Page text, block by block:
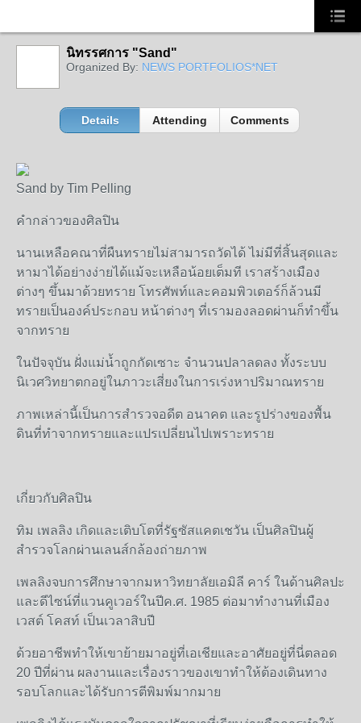
นิทรรศการ "Sand"
Organized By: NEWS PORTFOLIOS*NET
Details Attending Comments
Sand by Tim Pelling
คำกล่าวของศิลปิน
นานเหลือคณาที่ผืนทรายไม่สามารถวัดได้ ไม่มีที่สิ้นสุดและ
หามาได้อย่างง่ายได้แม้จะเหลือน้อยเต็มที เราสร้างเมือง
ต่างๆ ขึ้นมาด้วยทราย โทรศัพท์และคอมพิวเตอร์ก็ล้วนมี
ทรายเป็นองค์ประกอบ หน้าต่างๆ ที่เรามองลอดผ่านก็ทำขึ้น
จากทราย
ในปัจจุบัน ฝั่งแม่น้ำถูกกัดเซาะ จำนวนปลาลดลง ทั้งระบบ
นิเวศวิทยาตกอยู่ในภาวะเสี่ยงในการเร่งหาปริมาณทราย
ภาพเหล่านี้เป็นการสำรวจอดีต อนาคต และรูปร่างของพื้น
ดินที่ทำจากทรายและแปรเปลี่ยนไปเพราะทราย
เกี่ยวกับศิลปิน
ทิม เพลลิง เกิดและเติบโตที่รัฐซัสแคตเชวัน เป็นศิลปินผู้
สำรวจโลกผ่านเลนส์กล้องถ่ายภาพ
เพลลิงจบการศึกษาจากมหาวิทยาลัยเอมิลี คาร์ ในด้านศิลปะ
และดีไซน์ที่แวนคูเวอร์ในปีค.ศ. 1985 ต่อมาทำงานที่เมือง
เวสต์ โคสท์ เป็นเวลาสิบปี
ด้วยอาชีพทำให้เขาย้ายมาอยู่ที่เอเชียและอาศัยอยู่ที่นี่ตลอด
20 ปีที่ผ่าน ผลงานและเรื่องราวของเขาทำให้ต้องเดินทาง
รอบโลกและได้รับการตีพิมพ์มากมาย